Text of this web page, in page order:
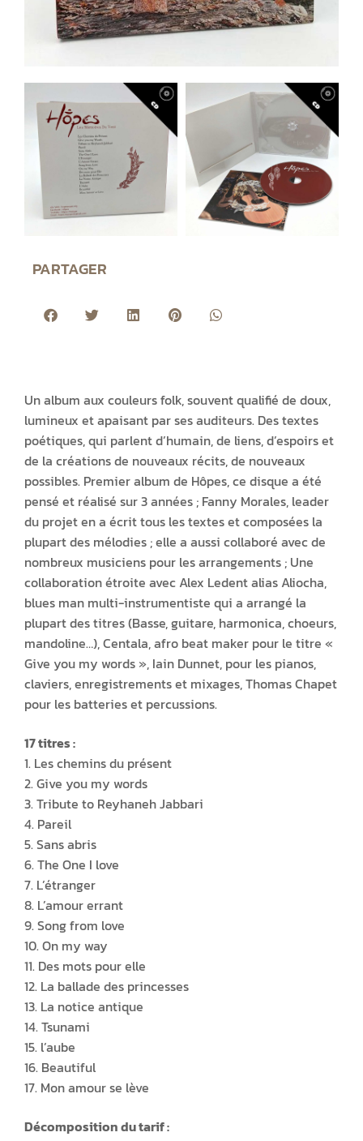
PARTAGER
Un album aux couleurs folk, souvent qualifié de doux,
lumineux et apaisant par ses auditeurs. Des textes
poétiques, qui parlent d’humain, de liens, d’espoirs et
de la créations de nouveaux récits, de nouveaux
possibles. Premier album de Hôpes, ce disque a été
pensé et réalisé sur 3 années ; Fanny Morales, leader
du projet en a écrit tous les textes et composées la
plupart des mélodies ; elle a aussi collaboré avec de
nombreux musiciens pour les arrangements ; Une
collaboration étroite avec Alex Ledent alias Aliocha,
blues man multi-instrumentiste qui a arrangé la
plupart des titres (Basse, guitare, harmonica, choeurs,
mandoline…), Centala, afro beat maker pour le titre «
Give you my words », Iain Dunnet, pour les pianos,
claviers, enregistrements et mixages, Thomas Chapet
pour les batteries et percussions.
17 titres :
1. Les chemins du présent
2. Give you my words
3. Tribute to Reyhaneh Jabbari
4. Pareil
5. Sans abris
6. The One I love
7. L’étranger
8. L’amour errant
9. Song from love
10. On my way
11. Des mots pour elle
12. La ballade des princesses
13. La notice antique
14. Tsunami
15. l’aube
16. Beautiful
17. Mon amour se lève
Décomposition du tarif :